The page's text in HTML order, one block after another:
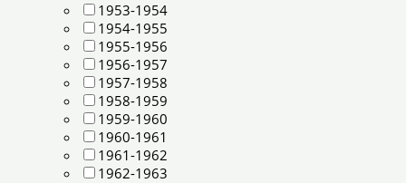
1953-1954
1954-1955
1955-1956
1956-1957
1957-1958
1958-1959
1959-1960
1960-1961
1961-1962
1962-1963